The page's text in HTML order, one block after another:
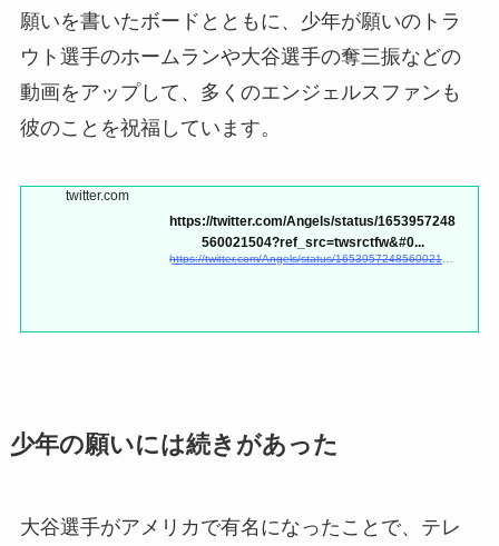
願いを書いたボードとともに、少年が願いのトラ
ウト選手のホームランや大谷選手の奪三振などの
動画をアップして、多くのエンジェルスファンも
彼のことを祝福しています。
twitter.com
https://twitter.com/Angels/status/1653957248
560021504?ref_src=twsrctfw&#0...
https://twitter.com/Angels/status/1653957248560021504?ref_src=twsrctfw&#038;#8221;
少年の願いには続きがあった
大谷選手がアメリカで有名になったことで、テレ